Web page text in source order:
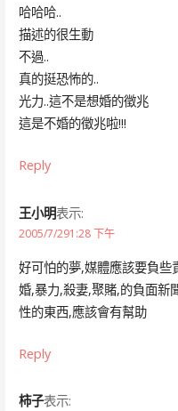
哈哈哈..
描述的很生動
不過..
真的挺恐怖的..
光力..這不是想婚的徵兆
這是不婚的徵兆啦!!!
Reply
王小明表示:
2005/7/291:28 下午
好可怕的夢,媒體應該要負些
婚,暴力,殺妻,聚賭,的負面新
性的東西,應該會有幫助
Reply
柿子表示: